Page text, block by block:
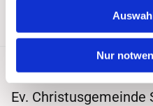
Nur
Ev. Christusgemeinde